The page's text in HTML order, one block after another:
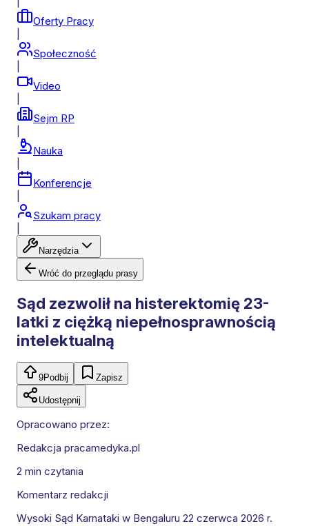
Oferty Pracy
Społeczność
Video
Sejm RP
Nauka
Konferencje
Szukam pracy
Narzędzia
Wróć do przeglądu prasy
Sąd zezwolił na histerektomię 23-
latki z ciężką niepełnosprawnością
intelektualną
9Podbij Zapisz
Udostępnij
Opracowano przez:
Redakcja pracamedyka.pl
2 min czytania
Komentarz redakcji
Wysoki Sąd Karnataki w Bengaluru 22 czerwca 2026 r.